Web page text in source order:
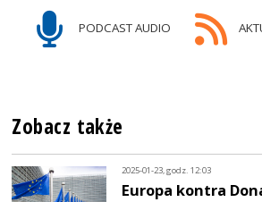
PODCAST AUDIO
Zobacz także
2025-01-23, godz. 12:03
Europa kontra